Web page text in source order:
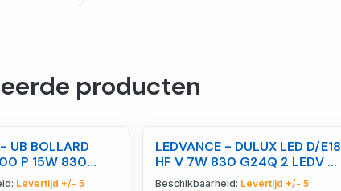
producten
UB BOLLARD
P 15W 830
Levertijd +/- 5
LEDVANCE - DULUX LED D/E18
HF V 7W 830 G24Q 2 LEDV -
4058075821972
Beschikbaarheid: Levertijd +/- 5